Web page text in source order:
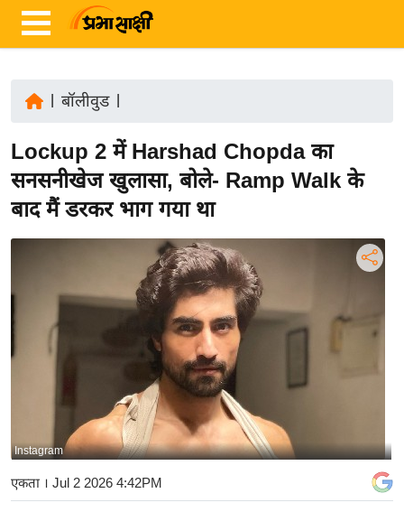
ज़ा
ख
र
बि
ज़
ने
बॉलीवुड|
Lockup 2 में Harshad Chopda का
सनसनीखेज खुलासा, बोले- Ramp Walk के
बाद मैं डरकर भाग गया था
Instagram
एकता । Jul 2 2026 4:42PM